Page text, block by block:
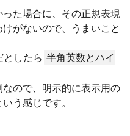
た場合に、その正規表現
がないので、うまいこと
としたら 半角英数とハイ
ので、明示的に表示用の
う感じです。